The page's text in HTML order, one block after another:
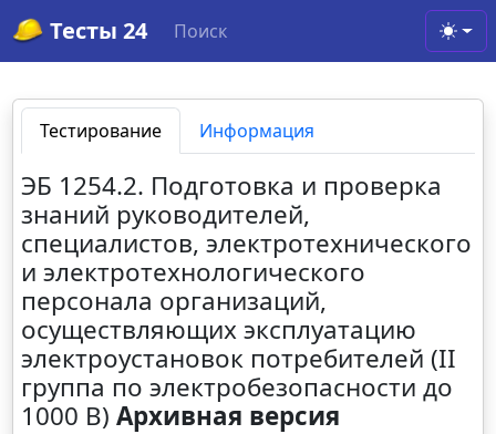
Тесты 24 Поиск
Тестирование Информация
ЭБ 1254.2. Подготовка и проверка
знаний руководителей,
специалистов, электротехнического
и электротехнологического
персонала организаций,
осуществляющих эксплуатацию
электроустановок потребителей (II
группа по электробезопасности до
1000 В)Архивная версия